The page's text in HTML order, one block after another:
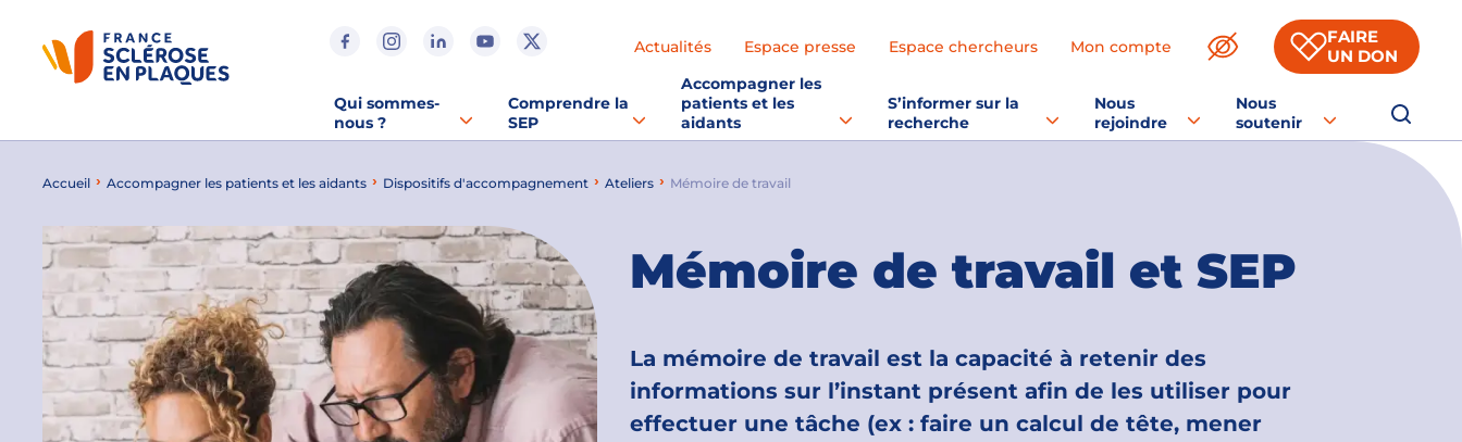
Actualités
Espace presse Espace chercheurs Mon compte
FAIRE
UN DON
Qui sommes-
nous ?
Comprendre la
SEP
Accompagner les
patients et les
aidants
S’informer sur la
recherche
Nous
rejoindre
Nous
soutenir
Accueil Accompagner les patients et les aidants Dispositifs d'accompagnement Ateliers Mémoire de travail
Mémoire de travail et SEP
La mémoire de travail est la capacité à retenir des
informations sur l’instant présent afin de les utiliser pour
effectuer une tâche (ex : faire un calcul de tête, mener